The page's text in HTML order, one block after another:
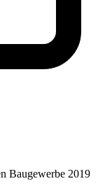
Baugewerbe 2019